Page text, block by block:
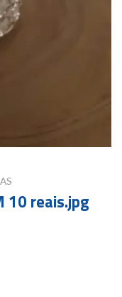
10 reais.jpg